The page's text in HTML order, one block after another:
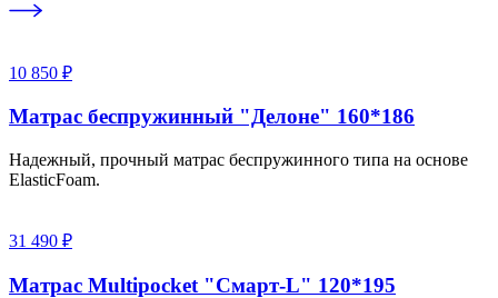
10 850 ₽
Матрас беспружинный "Делоне" 160*186
Надежный, прочный матрас беспружинного типа на основе
ElasticFoam.
31 490 ₽
Матрас Multipocket "Смарт-L" 120*195